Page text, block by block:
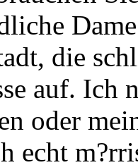
die
auf. Ich
oder
echt